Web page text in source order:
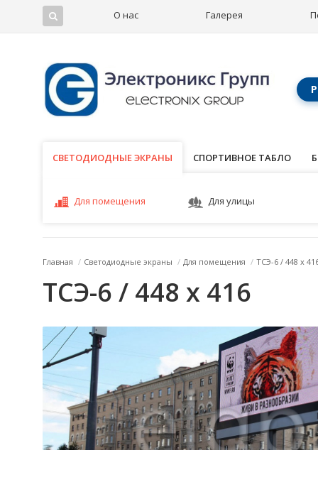
О нас Галерея
СВЕТОДИОДНЫЕ ЭКРАНЫ
СВЕТОДИОДНЫЕ ЭКРАНЫ СПОРТИВНОЕ ТАБЛО
Для помещения Для улицы
Главная / Светодиодные экраны / Для помещения / ТСЭ-6 / 448 x
ТСЭ-6 / 448 x 416